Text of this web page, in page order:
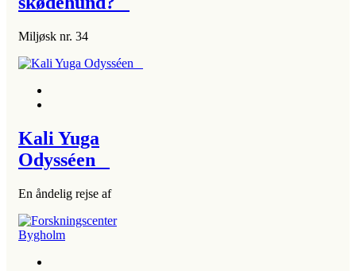
Miljøsk nr. 34
Kali Yuga
Odysséen
En åndelig rejse af